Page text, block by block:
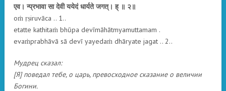
एव। न्प्रभावा सा देवी ययेदं धार्यते जगत्। ह् ॥ २॥
oṁ ṛṣiruvāca .. 1..
etatte kathitaṁ bhūpa devīmāhātmyamuttamam .
evaṁprabhāvā sā devī yayedaṁ dhāryate jagat .. 2..
Мудрец сказал:
[Я] поведал тебе, о царь, превосходное сказание о величии
Богини.